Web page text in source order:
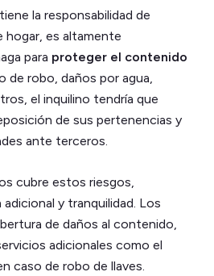
la responsabilidad de
es altamente
para proteger el contenido
de robo, daños por agua,
el inquilino tendría que
de sus pertenencias y
ante terceros.
cubre estos riesgos,
y tranquilidad. Los
de daños al contenido,
adicionales como el
caso de robo de llaves.